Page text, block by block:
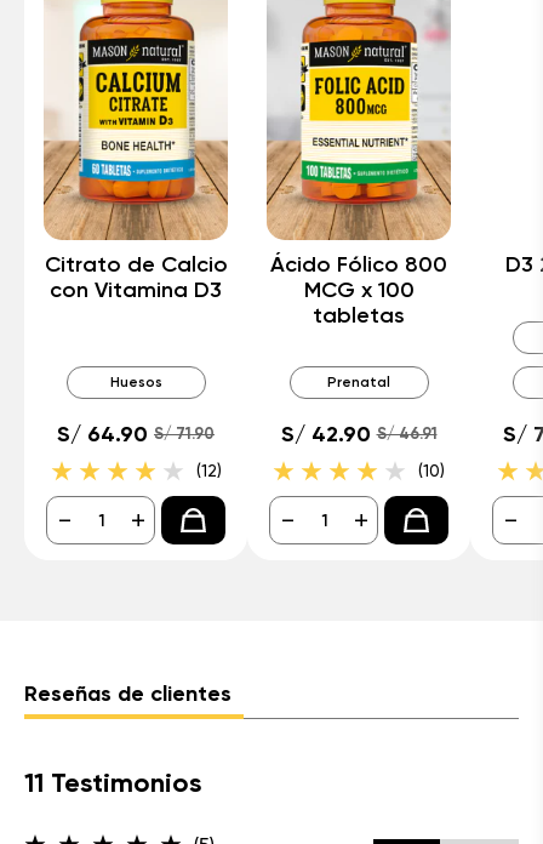
Citrato de Calcio
con Vitamina D3
Huesos
S/ 64.90 S/ 71.90
(12)
- +
Ácido Fólico 800
MCG x 100
tabletas
Prenatal
S/ 42.90 S/ 46.91
(10)
- +
D3
S/
-
Reseñas de clientes
11 Testimonios